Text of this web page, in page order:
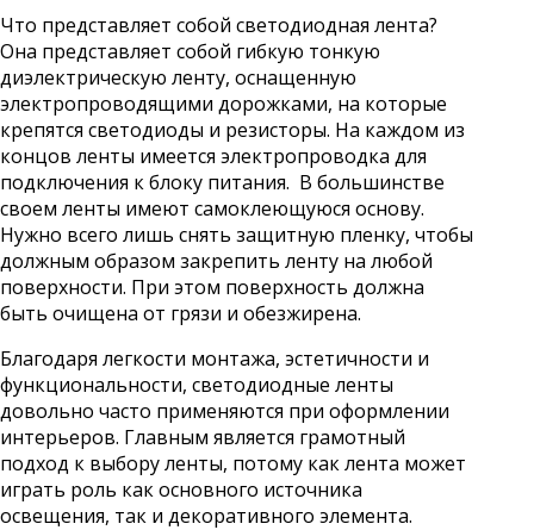
Что представляет собой светодиодная лента?
Она представляет собой гибкую тонкую
диэлектрическую ленту, оснащенную
электропроводящими дорожками, на которые
крепятся светодиоды и резисторы. На каждом из
концов ленты имеется электропроводка для
подключения к блоку питания. В большинстве
своем ленты имеют самоклеющуюся основу.
Нужно всего лишь снять защитную пленку, чтобы
должным образом закрепить ленту на любой
поверхности. При этом поверхность должна
быть очищена от грязи и обезжирена.
Благодаря легкости монтажа, эстетичности и
функциональности, светодиодные ленты
довольно часто применяются при оформлении
интерьеров. Главным является грамотный
подход к выбору ленты, потому как лента может
играть роль как основного источника
освещения, так и декоративного элемента.